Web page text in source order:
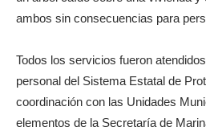
ambos sin consecuencias para
Todos los servicios fueron
personal del Sistema Estatal de
coordinación con las Unidades
elementos de la Secretaría de